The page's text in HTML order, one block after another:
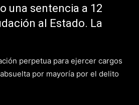
una sentencia a 12
al Estado. La
perpetua para ejercer cargos
por mayoría por el delito